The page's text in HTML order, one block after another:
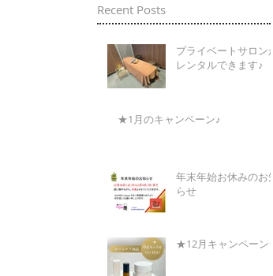
Recent Posts
プライベートサロンが
レンタルできます♪
★1月のキャンペーン♪
年末年始お休みのお知
らせ
★12月キャンペーン★